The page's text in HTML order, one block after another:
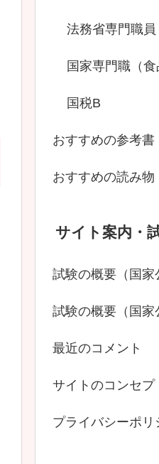
法務省専門職員
国家専門職（食
国税B
おすすめの参考書
おすすめの読み物
サイト案内・
試験の概要（国家
試験の概要（国家
最近のコメント
サイトのコンセプ
プライバシーポリ